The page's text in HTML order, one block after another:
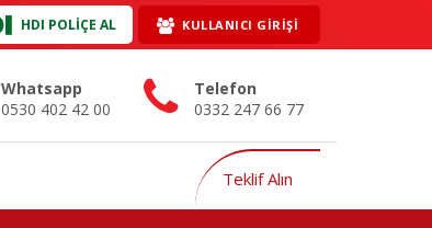
KULLANICI GİRİŞİ
HDI POLİÇE AL
Telefon
0332 247 66 77
Whatsapp
0530 402 42 00
Teklif Alın